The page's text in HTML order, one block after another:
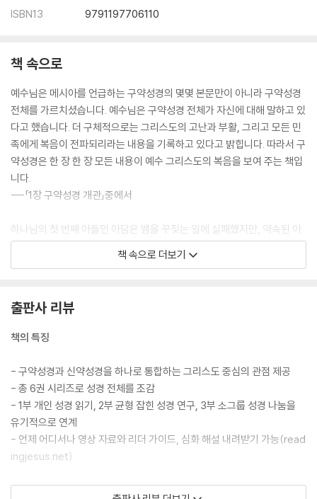
ISBN13
9791197706110
책 속으로
예수님은 메시아를 언급하는 구약성경의 몇몇 본문만이 아니라 구약성경
전체를 가르치셨습니다. 예수님은 구약성경 전체가 자신에 대해 말하고 있
다고 했습니다. 더 구체적으로는 그리스도의 고난과 부활, 그리고 모든 민
족에게 복음이 전파되리라는 내용을 기록하고 있다고 밝힙니다. 따라서 구
약성경은 한 장 한 장 모든 내용이 예수 그리스도의 복음을 보여 주는 책입
니다.
---「1장 구약성경 개관」중에서
하나님의 첫 번째 아들인 아담은 뱀을 꾸짖는 일에 실패했지만, 약속된 아
들은 뱀을 꾸짖을 것입니다. 또한, 아담은 벌거벗은 채 나무 옆에 서서 뱀의
머리를 박살 내는 데 실패했지만, 약속된 아들은 벌거벗은 채 나무에 달리
---「2장 창세기 1」중에서
의 성취가 오직 하나님께만 속해 있음을 잘 보여 줍니다. 인간과 세운 언약
을 하나님께서 지키시겠다는 징표입니다. 이 징표를 더 생생하게 보여 주
는 유일한 길은 상징적 행위를 실행에 옮기는 것입니다. 영원히 살아 계신
하나님이 인간의 몸을 입고, 언약을 깨뜨린 아담의 후손을 대신해서 죽음
을 맛보는 것입니다. 이것이 바로 하나님이 그리스도를 통해 하신 일입니
다.
---「3장 창세기 2」중에서
책 속으로 더보기
출판사 리뷰
책의 특징
- 구약성경과 신약성경을 하나로 통합하는 그리스도 중심의 관점 제공
- 총 6권 시리즈로 성경 전체를 조감
- 1부 개인 성경 읽기, 2부 균형 잡힌 성경 연구, 3부 소그룹 성경 나눔을
유기적으로 연계
- 언제 어디서나 영상 자료와 리더 가이드, 심화 해설 내려받기 가능(read
ingjesus.net)
독자 대상